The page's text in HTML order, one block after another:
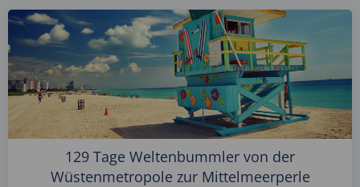
129 Tage Weltenbummler von der
Wüstenmetropole zur Mittelmeerperle